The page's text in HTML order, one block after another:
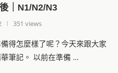
｜N1/N2/N3
351 views
得怎麼樣了呢？今天來跟大家
筆記。 以前在準備 …